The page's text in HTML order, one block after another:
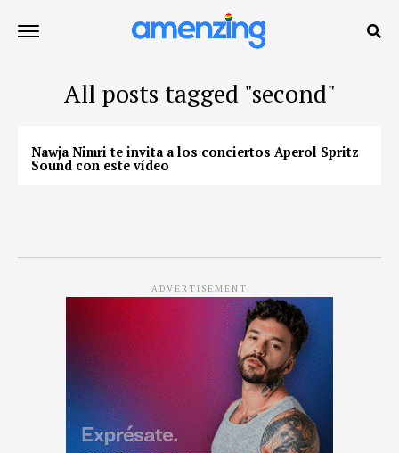
All posts tagged "second"
Nawja Nimri te invita a los conciertos Aperol Spritz
Sound con este vídeo
ADVERTISEMENT